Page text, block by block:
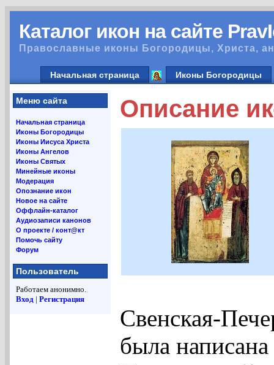
Каталог икон на сайте
Православные иконы Богородицы, Христа,
Начальная страница Иконы Богородицы
Меню сайта
Начальная страница
Иконы Богородицы
Иконы Иисуса Христа
Иконы Ангелов
Иконы Святых
Минейные иконы
Модерация
Опознание икон
Новое на сайте
Оффлайн-каталог
Аудиозаписи канонов
О проекте / конт@кт
Помочь сайту
Форум
Пользователь
Работаем анонимно.
Вход | Регистрация
Описание
Свенская-
была